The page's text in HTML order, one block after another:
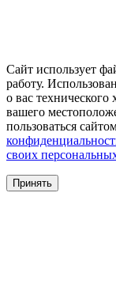
Сайт использует
работу.
о вас технического
вашего
пользоваться
своих
Принять